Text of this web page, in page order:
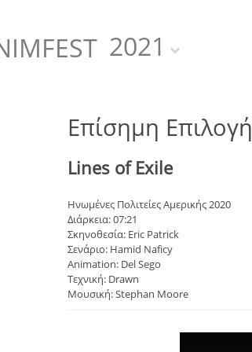
2021
Επίσημη Επιλογή
Lines of Exile
Ηνωμένες Πολιτείες Αμερικής 2020
Διάρκεια: 07:21
Σκηνοθεσία: Eric Patrick
Σενάριο: Hamid Naficy
Animation: Del Sego
Τεχνική: Drawn
Μουσική: Stephan Moore